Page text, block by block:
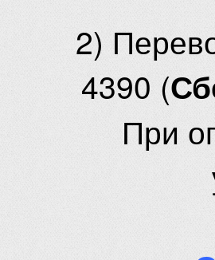
2)
4390 (
При